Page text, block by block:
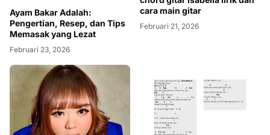
Pengertian, Resep, dan Tips
Memasak yang Lezat
Februari 23, 2026
cara main gitar
Februari 21, 2026